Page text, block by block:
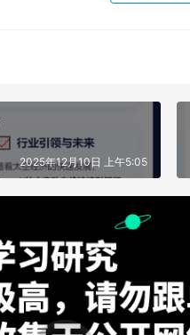
2025年12月10日 上午5:05